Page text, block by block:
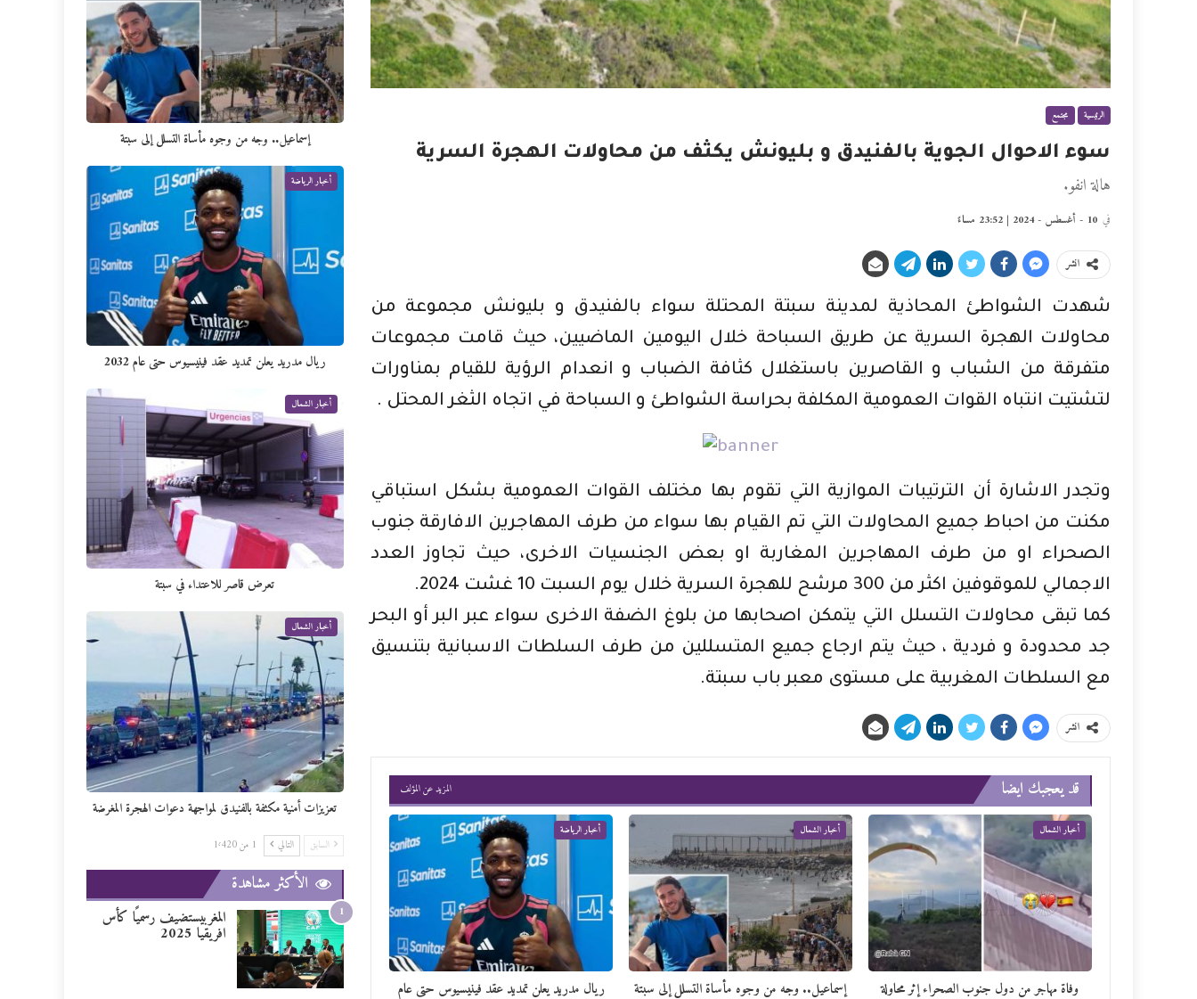
الرئيسية مجتمع
سوء الاحوال الجوية بالفنيدق و بليونش يكثف من محاولات الهجرة السرية
هالة انفو.
في 10 - أغسطس - 2024 | 23:52 مساءً
انشر
شهدت الشواطئ المحاذية لمدينة سبتة المحتلة سواء بالفنيدق و بليونش مجموعة من
محاولات الهجرة السرية عن طريق السباحة خلال اليومين الماضيين، حيث قامت مجموعات
متفرقة من الشباب و القاصرين باستغلال كثافة الضباب و انعدام الرؤية للقيام بمناورات
لتشتيت انتباه القوات العمومية المكلفة بحراسة الشواطئ و السباحة في اتجاه الثغر المحتل .
وتجدر الاشارة أن الترتيبات الموازية التي تقوم بها مختلف القوات العمومية بشكل استباقي
مكنت من احباط جميع المحاولات التي تم القيام بها سواء من طرف المهاجرين الافارقة جنوب
الصحراء او من طرف المهاجرين المغاربة او بعض الجنسيات الاخرى، حيث تجاوز العدد
الاجمالي للموقوفين اكثر من 300 مرشح للهجرة السرية خلال يوم السبت 10 غشت 2024.
كما تبقى محاولات التسلل التي يتمكن اصحابها من بلوغ الضفة الاخرى سواء عبر البر أو البحر
جد محدودة و فردية ، حيث يتم ارجاع جميع المتسللين من طرف السلطات الاسبانية بتنسيق
مع السلطات المغربية على مستوى معبر باب سبتة.
انشر
قد يعجبك ايضا المزيد عن المؤلف
أخبار الشمال
وفاة مهاجر من دول جنوب الصحراء إثر محاولة
أخبار الشمال
إسماعيل.. وجه من وجوه مأساة التسلل إلى سبتة
أخبار الرياضة
ريال مدريد يعلن تمديد عقد فينيسيوس حتى عام
إسماعيل.. وجه من وجوه مأساة التسلل إلى سبتة
أخبار الرياضة
ريال مدريد يعلن تمديد عقد فينيسيوس حتى عام 2032
أخبار الشمال
تعرض قاصر للاعتداء في سبتة
أخبار الشمال
تعزيزات أمنية مكثفة بالفنيدق لمواجهة دعوات الهجرة المغرضة
السابق التالي 1 من 1٬420
الأكثر مشاهدة
1 المغربيستضيف رسميًا كأس
افريقيا 2025